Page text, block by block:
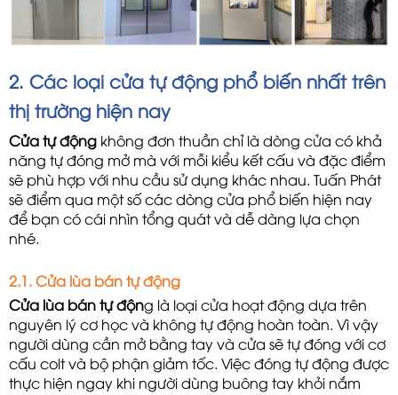
2. Các loại cửa tự động phổ biến nhất trên
thị trường hiện nay
Cửa tự động không đơn thuần chỉ là dòng cửa có khả
năng tự đóng mở mà với mỗi kiểu kết cấu và đặc điểm
sẽ phù hợp với nhu cầu sử dụng khác nhau. Tuấn Phát
sẽ điểm qua một số các dòng cửa phổ biến hiện nay
để bạn có cái nhìn tổng quát và dễ dàng lựa chọn
nhé.
2.1. Cửa lùa bán tự động
Cửa lùa bán tự động là loại cửa hoạt động dựa trên
nguyên lý cơ học và không tự động hoàn toàn. Vì vậy
người dùng cần mở bằng tay và cửa sẽ tự đóng với cơ
cấu colt và bộ phận giảm tốc. Việc đóng tự động được
thực hiện ngay khi người dùng buông tay khỏi nắm